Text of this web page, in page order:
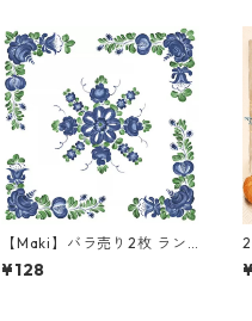
【Maki】バラ売り2枚 ラン
チサイズ ペーパーナプキン
Kujawy Pattern ブルー
¥128